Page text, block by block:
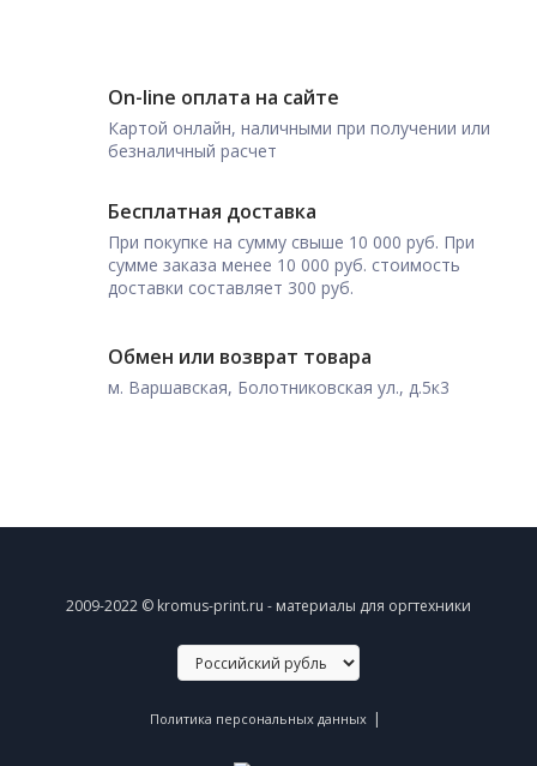
On-line оплата на сайте
Картой онлайн, наличными при получении или
безналичный расчет
Бесплатная доставка
При покупке на сумму свыше 10 000 руб. При
сумме заказа менее 10 000 руб. стоимость
доставки составляет 300 руб.
Обмен или возврат товара
м. Варшавская, Болотниковская ул., д.5к3
2009-2022 © kromus-print.ru - материалы для оргтехники
Политика персональных данных |